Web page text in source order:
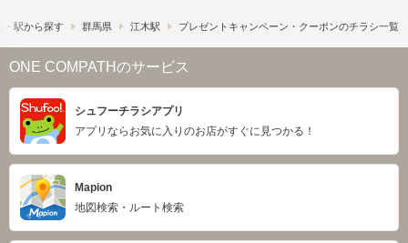
・駅から探す 群馬県 江木駅 プレゼントキャンペーン・クーポンのチラシ一覧
ONE COMPATHのサービス
シュフーチラシアプリ
アプリならお気に入りのお店がすぐに見つかる！
Mapion
地図検索・ルート検索